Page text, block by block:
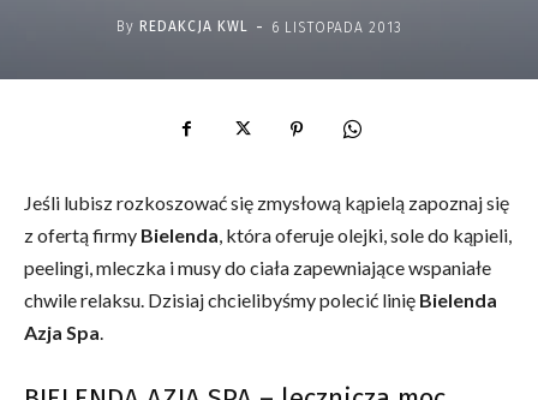
By REDAKCJA KWL - 6 LISTOPADA 2013
Jeśli lubisz rozkoszować się zmysłową kąpielą zapoznaj się
z ofertą firmy Bielenda , która oferuje olejki, sole do kąpieli,
peelingi, mleczka i musy do ciała zapewniające wspaniałe
chwile relaksu. Dzisiaj chcielibyśmy polecić linię Bielenda
Azja Spa